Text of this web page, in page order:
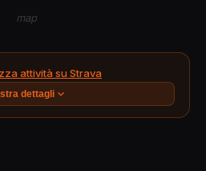
map
attività su Strava
dettagli